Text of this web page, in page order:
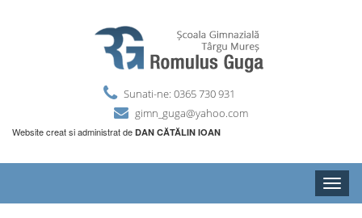
Sunati-ne: 0365 730 931
gimn_guga@yahoo.com
Website creat si administrat de DAN CĂTĂLIN IOAN
Toggle